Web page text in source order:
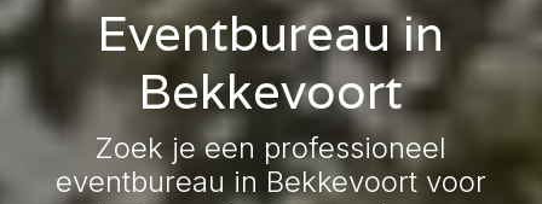
Eventbureau in
Bekkevoort
Zoek je een professioneel
eventbureau in Bekkevoort voor